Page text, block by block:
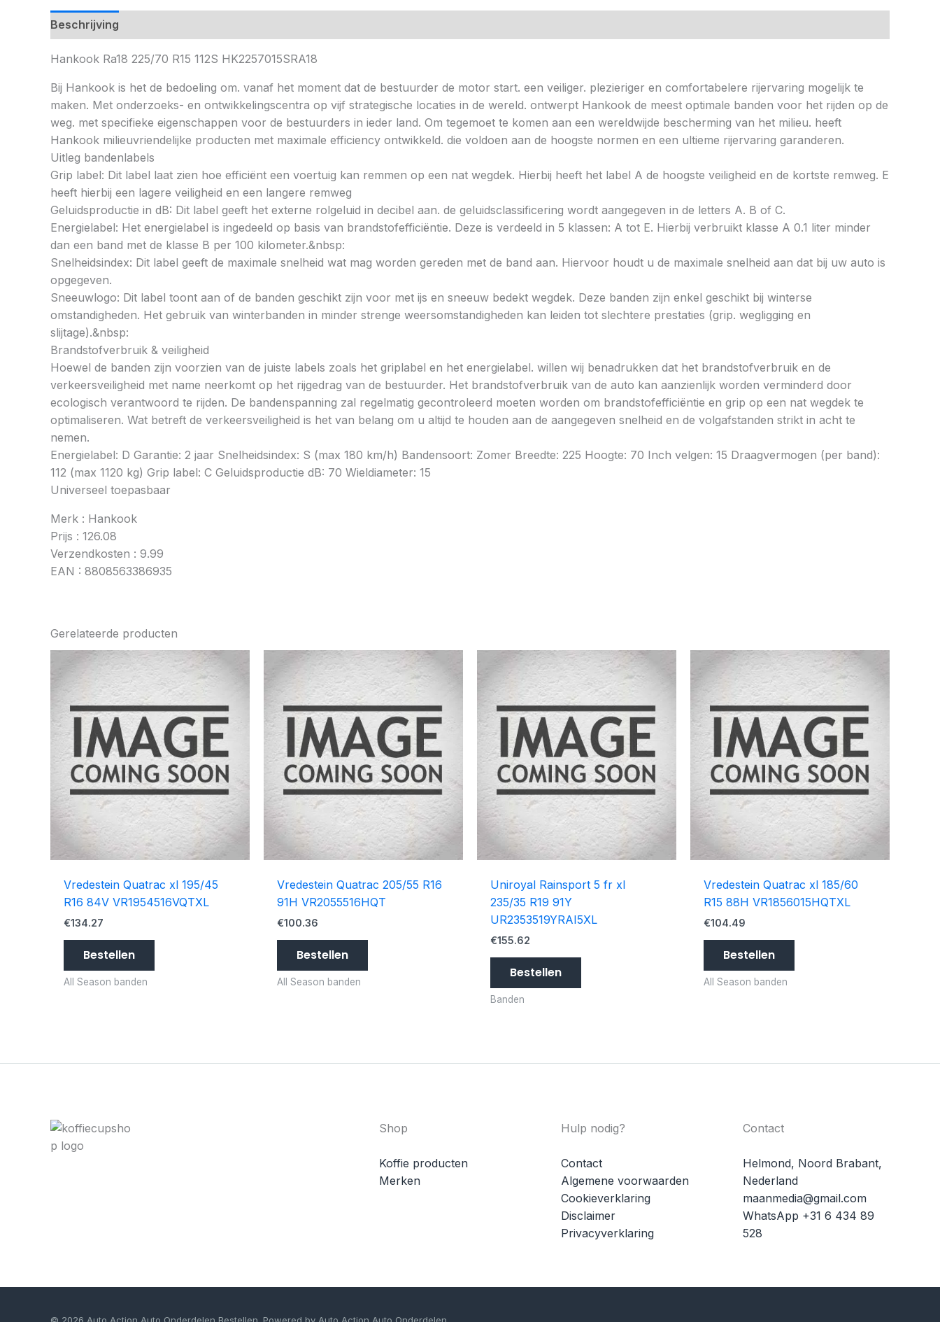
Beschrijving
Hankook Ra18 225/70 R15 112S HK2257015SRA18
Bij Hankook is het de bedoeling om. vanaf het moment dat de bestuurder de motor start. een veiliger. plezieriger en comfortabelere rijervaring mogelijk te
maken. Met onderzoeks- en ontwikkelingscentra op vijf strategische locaties in de wereld. ontwerpt Hankook de meest optimale banden voor het rijden op de
weg. met specifieke eigenschappen voor de bestuurders in ieder land. Om tegemoet te komen aan een wereldwijde bescherming van het milieu. heeft
Hankook milieuvriendelijke producten met maximale efficiency ontwikkeld. die voldoen aan de hoogste normen en een ultieme rijervaring garanderen.
Uitleg bandenlabels
Grip label: Dit label laat zien hoe efficiënt een voertuig kan remmen op een nat wegdek. Hierbij heeft het label A de hoogste veiligheid en de kortste remweg. E
heeft hierbij een lagere veiligheid en een langere remweg
Geluidsproductie in dB: Dit label geeft het externe rolgeluid in decibel aan. de geluidsclassificering wordt aangegeven in de letters A. B of C.
Energielabel: Het energielabel is ingedeeld op basis van brandstofefficiëntie. Deze is verdeeld in 5 klassen: A tot E. Hierbij verbruikt klasse A 0.1 liter minder
dan een band met de klasse B per 100 kilometer.&nbsp:
Snelheidsindex: Dit label geeft de maximale snelheid wat mag worden gereden met de band aan. Hiervoor houdt u de maximale snelheid aan dat bij uw auto is
opgegeven.
Sneeuwlogo: Dit label toont aan of de banden geschikt zijn voor met ijs en sneeuw bedekt wegdek. Deze banden zijn enkel geschikt bij winterse
omstandigheden. Het gebruik van winterbanden in minder strenge weersomstandigheden kan leiden tot slechtere prestaties (grip. wegligging en
slijtage).&nbsp:
Brandstofverbruik & veiligheid
Hoewel de banden zijn voorzien van de juiste labels zoals het griplabel en het energielabel. willen wij benadrukken dat het brandstofverbruik en de
verkeersveiligheid met name neerkomt op het rijgedrag van de bestuurder. Het brandstofverbruik van de auto kan aanzienlijk worden verminderd door
ecologisch verantwoord te rijden. De bandenspanning zal regelmatig gecontroleerd moeten worden om brandstofefficiëntie en grip op een nat wegdek te
optimaliseren. Wat betreft de verkeersveiligheid is het van belang om u altijd te houden aan de aangegeven snelheid en de volgafstanden strikt in acht te
nemen.
Energielabel: D Garantie: 2 jaar Snelheidsindex: S (max 180 km/h) Bandensoort: Zomer Breedte: 225 Hoogte: 70 Inch velgen: 15 Draagvermogen (per band):
112 (max 1120 kg) Grip label: C Geluidsproductie dB: 70 Wieldiameter: 15
Universeel toepasbaar
Merk : Hankook
Prijs : 126.08
Verzendkosten : 9.99
EAN : 8808563386935
Gerelateerde producten
Vredestein Quatrac xl 195/45
R16 84V VR1954516VQTXL
€134.27
Bestellen
All Season banden
Vredestein Quatrac 205/55 R16
91H VR2055516HQT
€100.36
Bestellen
All Season banden
Uniroyal Rainsport 5 fr xl
235/35 R19 91Y
UR2353519YRAI5XL
€155.62
Bestellen
Banden
Vredestein Quatrac xl 185/60
R15 88H VR1856015HQTXL
€104.49
Bestellen
All Season banden
Shop
Koffie producten
Merken
Hulp nodig?
Contact
Algemene voorwaarden
Cookieverklaring
Disclaimer
Privacyverklaring
Contact
Helmond, Noord Brabant,
Nederland
maanmedia@gmail.com
WhatsApp +31 6 434 89
528